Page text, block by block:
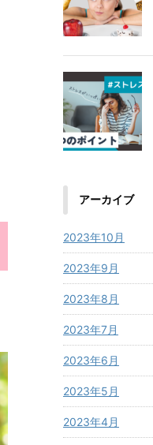
アーカイブ
2023年10月
2023年9月
2023年8月
2023年7月
2023年6月
2023年5月
2023年4月